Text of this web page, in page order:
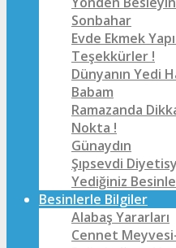
Sonbahar
Evde Ekmek
Teşekkürler !
Dünyanın Yedi
Babam
Ramazanda
Nokta !
Günaydın
Şıpsevdi
Yediğiniz
Besinlerle Bilgiler
Alabaş Yararları
Cennet